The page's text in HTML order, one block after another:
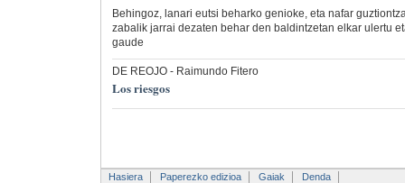
Behingoz, lanari eutsi beharko genioke, eta nafar
zabalik jarrai dezaten behar den baldintzetan elkar ulertu
gaude
DE REOJO- Raimundo Fitero
Los riesgos
Hasiera Paperezko edizioa Gaiak
Denda